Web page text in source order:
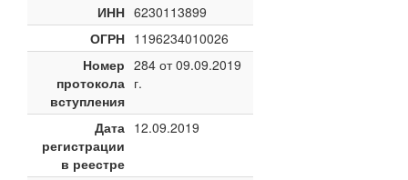
ИНН 6230113899
ОГРН 1196234010026
Номер
протокола
вступления
284 от 09.09.2019
г.
Дата
регистрации
в реестре
12.09.2019